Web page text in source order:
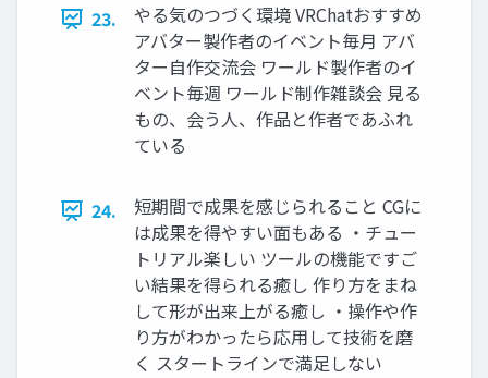
23.
やる気のつづく環境 VRChatおすすめ
アバター製作者のイベント毎月 アバ
ター自作交流会 ワールド製作者のイ
ベント毎週 ワールド制作雑談会 見る
もの、会う人、作品と作者であふれ
ている
24.
短期間で成果を感じられること CGに
は成果を得やすい面もある ・チュー
トリアル楽しい ツールの機能ですご
い結果を得られる癒し 作り方をまね
して形が出来上がる癒し ・操作や作
り方がわかったら応用して技術を磨
く スタートラインで満足しない